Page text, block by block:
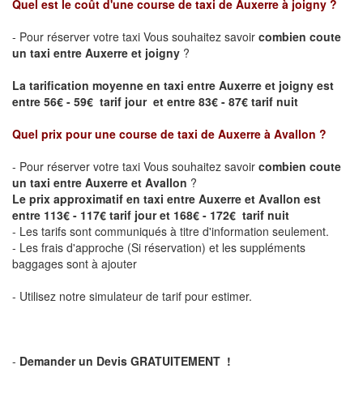
Quel est le coût d'une course de taxi de Auxerre à joigny ?
- Pour réserver votre taxi Vous souhaitez savoir combien coute
un taxi entre Auxerre et joigny ?
La tarification moyenne en taxi entre Auxerre et joigny est
entre 56€ - 59€ tarif jour et entre 83€ - 87€ tarif nuit
Quel prix pour une course de taxi de Auxerre à Avallon ?
- Pour réserver votre taxi Vous souhaitez savoir combien coute
un taxi entre Auxerre et Avallon ?
Le prix approximatif en taxi entre Auxerre et Avallon est
entre 113€ - 117€ tarif jour et 168€ - 172€ tarif nuit
- Les tarifs sont communiqués à titre d'information seulement.
- Les frais d'approche (Si réservation) et les suppléments
baggages sont à ajouter
- Utilisez notre simulateur de tarif pour estimer.
- Demander un Devis GRATUITEMENT !